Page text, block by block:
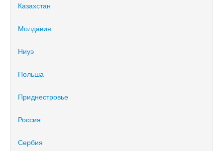
Казахстан
Молдавия
Ниуэ
Польша
Приднестровье
Россия
Сербия